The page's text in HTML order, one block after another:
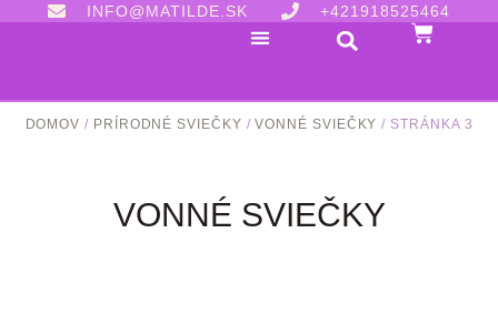
INFO@MATILDE.SK +421918525464
DOMOV / PRÍRODNÉ SVIEČKY /VONNÉ SVIEČKY / STRÁNKA 3
VONNÉ SVIEČKY